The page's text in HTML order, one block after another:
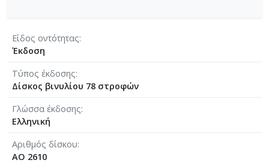
Είδος οντότητας
Έκδοση
Τύπος έκδοσης
Δίσκος βινυλίου 78 στροφών
Γλώσσα έκδοσης
Ελληνική
Αριθμός δίσκου
AO 2610